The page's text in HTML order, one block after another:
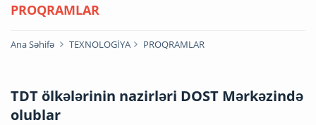
PROQRAMLAR
Ana Səhifə TEXNOLOGİYA PROQRAMLAR
TDT ölkələrinin nazirləri DOST Mərkəzində
olublar